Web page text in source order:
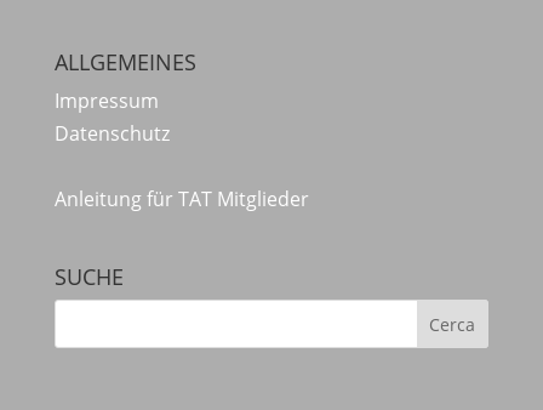
ALLGEMEINES
Impressum
Datenschutz
Anleitung für TAT Mitglieder
SUCHE